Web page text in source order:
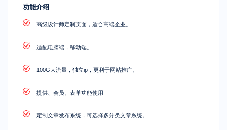
功能介绍
高级设计师定制页面，适合高端企业。
适配电脑端，移动端。
100G大流量，独立ip，更利于网站推广。
提供、会员、表单功能使用
定制文章发布系统，可选择多分类文章系统。